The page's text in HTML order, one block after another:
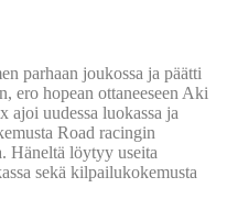
parhaan joukossa ja päätti
ero hopean ottaneeseen Aki
ajoi uudessa luokassa ja
Road racingin
Häneltä löytyy useita
sekä kilpailukokemusta